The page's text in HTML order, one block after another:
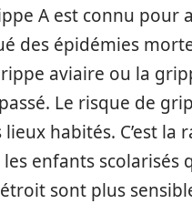
A est connu pour
des épidémies
aviaire ou la
Le risque de
lieux habités. C’est la
enfants scolarisés
sont plus